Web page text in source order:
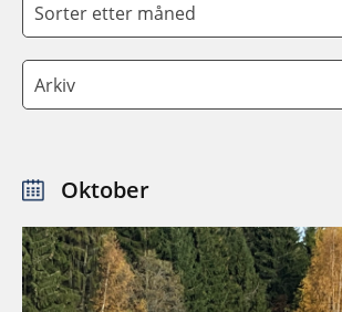
Sorter etter måned
Arkiv
Oktober